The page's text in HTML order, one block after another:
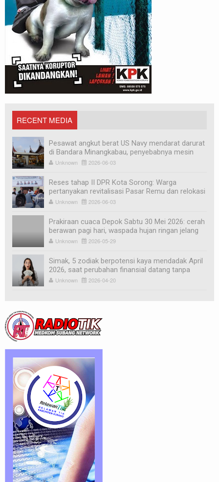
RECENT MEDIA
Pesawat angkut berat US Navy mendarat darurat
di Bandara Minangkabau, penyebabnya mesin
matiUnknown 2026-06-03
Reses tahap II DPR Kota Sorong: Warga
pertanyakan revitalisasi Pasar Remu dan relokasi
pedagang
Unknown 2026-06-03
Prakiraan cuaca Depok Sabtu 30 Mei 2026: cerah
berawan pagi hari, waspada hujan ringan jelang
soreUnknown 2026-05-29
Simak, 5 zodiak berpotensi kaya mendadak April
2026, saat perubahan finansial datang tanpa
diduga
Unknown 2026-04-20